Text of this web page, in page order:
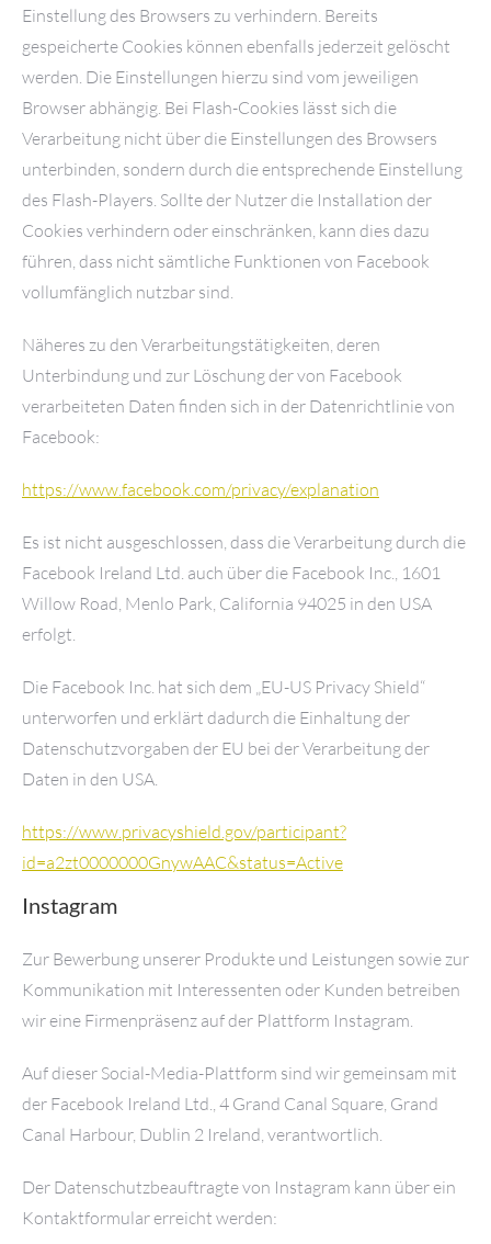
Einstellung des Browsers zu verhindern. Bereits
gespeicherte Cookies können ebenfalls jederzeit gelöscht
werden. Die Einstellungen hierzu sind vom jeweiligen
Browser abhängig. Bei Flash-Cookies lässt sich die
Verarbeitung nicht über die Einstellungen des Browsers
unterbinden, sondern durch die entsprechende Einstellung
des Flash-Players. Sollte der Nutzer die Installation der
Cookies verhindern oder einschränken, kann dies dazu
führen, dass nicht sämtliche Funktionen von Facebook
vollumfänglich nutzbar sind.
Näheres zu den Verarbeitungstätigkeiten, deren
Unterbindung und zur Löschung der von Facebook
verarbeiteten Daten finden sich in der Datenrichtlinie von
Facebook:
https://www.facebook.com/privacy/explanation
Es ist nicht ausgeschlossen, dass die Verarbeitung durch die
Facebook Ireland Ltd. auch über die Facebook Inc., 1601
Willow Road, Menlo Park, California 94025 in den USA
erfolgt.
Die Facebook Inc. hat sich dem „EU-US Privacy Shield“
unterworfen und erklärt dadurch die Einhaltung der
Datenschutzvorgaben der EU bei der Verarbeitung der
Daten in den USA.
https://www.privacyshield.gov/participant?
id=a2zt0000000GnywAAC&status=Active
Instagram
Zur Bewerbung unserer Produkte und Leistungen sowie zur
Kommunikation mit Interessenten oder Kunden betreiben
wir eine Firmenpräsenz auf der Plattform Instagram.
Auf dieser Social-Media-Plattform sind wir gemeinsam mit
der Facebook Ireland Ltd., 4 Grand Canal Square, Grand
Canal Harbour, Dublin 2 Ireland, verantwortlich.
Der Datenschutzbeauftragte von Instagram kann über ein
Kontaktformular erreicht werden: